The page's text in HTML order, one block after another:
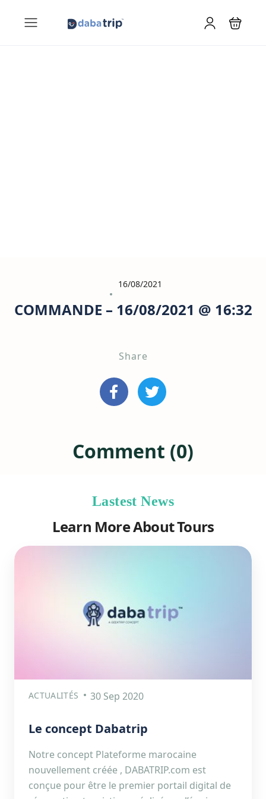
16/08/2021
COMMANDE – 16/08/2021 @ 16:32
Share
Comment (0)
Lastest News
Learn More About Tours
ACTUALITÉS 30 Sep 2020
Le concept Dabatrip
Notre concept Plateforme marocaine
nouvellement créée , DABATRIP.com est
conçue pour être le premier portail digital de